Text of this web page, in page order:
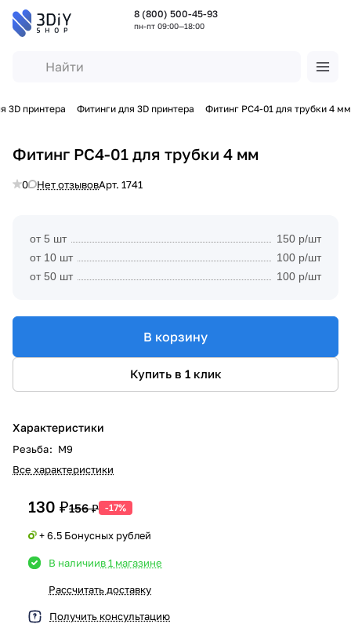
8 (800) 500-45-93
пн-пт 09:00—18:00
3D принтера Фитинги для 3D принтера Фитинг PC4-01 для трубки 4 мм
Фитинг PC4-01 для трубки 4 мм
0 Нет отзывовАрт. 1741
от 5 шт
150 р/шт
от 10 шт
100 р/шт
от 50 шт
100 р/шт
В корзину
Купить в 1 клик
Характеристики
Резьба: M9
Все характеристики
130 ₽156 ₽ -17%
+ 6.5 Бонусных рублей
В наличиив 1 магазине
Рассчитать доставку
Получить консультацию